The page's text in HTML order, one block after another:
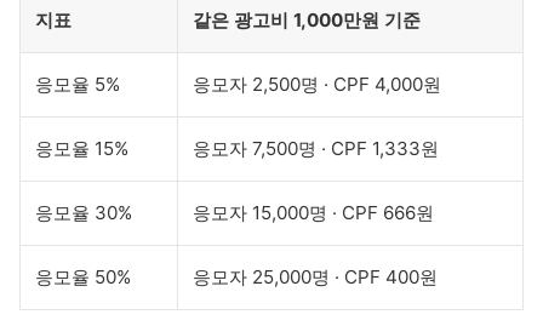
지표 같은 광고비 1,000만원 기준
응모율 5% 응모자 2,500명 · CPF 4,000원
응모율 15% 응모자 7,500명 · CPF 1,333원
응모율 30% 응모자 15,000명 · CPF 666원
응모율 50% 응모자 25,000명 · CPF 400원